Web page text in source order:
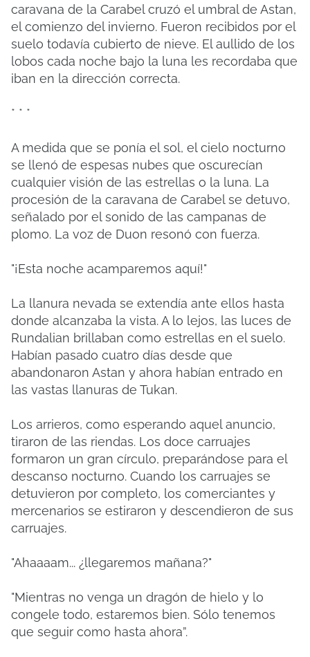
caravana de la Carabel cruzó el umbral de Astan,
el comienzo del invierno. Fueron recibidos por el
suelo todavía cubierto de nieve. El aullido de los
lobos cada noche bajo la luna les recordaba que
iban en la dirección correcta.
* * *
A medida que se ponía el sol, el cielo nocturno
se llenó de espesas nubes que oscurecían
cualquier visión de las estrellas o la luna. La
procesión de la caravana de Carabel se detuvo,
señalado por el sonido de las campanas de
plomo. La voz de Duon resonó con fuerza.
"¡Esta noche acamparemos aquí!"
La llanura nevada se extendía ante ellos hasta
donde alcanzaba la vista. A lo lejos, las luces de
Rundalian brillaban como estrellas en el suelo.
Habían pasado cuatro días desde que
abandonaron Astan y ahora habían entrado en
las vastas llanuras de Tukan.
Los arrieros, como esperando aquel anuncio,
tiraron de las riendas. Los doce carruajes
formaron un gran círculo, preparándose para el
descanso nocturno. Cuando los carruajes se
detuvieron por completo, los comerciantes y
mercenarios se estiraron y descendieron de sus
carruajes.
"Ahaaaam... ¿llegaremos mañana?"
"Mientras no venga un dragón de hielo y lo
congele todo, estaremos bien. Sólo tenemos
que seguir como hasta ahora”.